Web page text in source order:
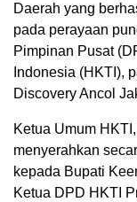
Daerah yang
pada perayaan
Pimpinan Pusat
Indonesia (HKTI),
Discovery Ancol
Ketua Umum
menyerahkan
kepada Bupati
Ketua DPD HKTI